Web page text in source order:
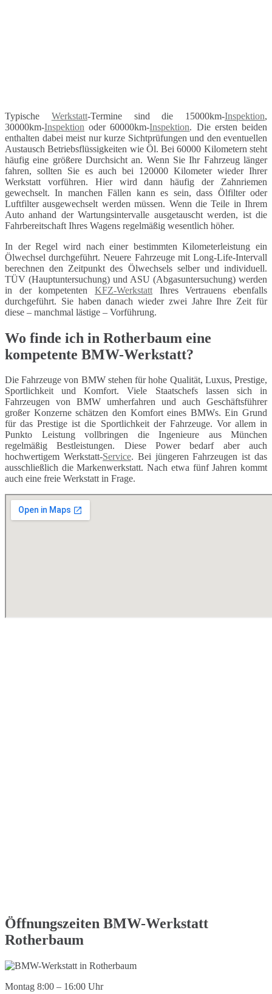
Typische Werkstatt-Termine sind die 15000km-Inspektion,
30000km-Inspektion oder 60000km-Inspektion. Die ersten beiden
enthalten dabei meist nur kurze Sichtprüfungen und den eventuellen
Austausch Betriebsflüssigkeiten wie Öl. Bei 60000 Kilometern steht
häufig eine größere Durchsicht an. Wenn Sie Ihr Fahrzeug länger
fahren, sollten Sie es auch bei 120000 Kilometer wieder Ihrer
Werkstatt vorführen. Hier wird dann häufig der Zahnriemen
gewechselt. In manchen Fällen kann es sein, dass Ölfilter oder
Luftfilter ausgewechselt werden müssen. Wenn die Teile in Ihrem
Auto anhand der Wartungsintervalle ausgetauscht werden, ist die
Fahrbereitschaft Ihres Wagens regelmäßig wesentlich höher.
In der Regel wird nach einer bestimmten Kilometerleistung ein
Ölwechsel durchgeführt. Neuere Fahrzeuge mit Long-Life-Intervall
berechnen den Zeitpunkt des Ölwechsels selber und individuell.
TÜV (Hauptuntersuchung) und ASU (Abgasuntersuchung) werden
in der kompetenten KFZ-Werkstatt Ihres Vertrauens ebenfalls
durchgeführt. Sie haben danach wieder zwei Jahre Ihre Zeit für
diese – manchmal lästige – Vorführung.
Wo finde ich in Rotherbaum eine
kompetente BMW-Werkstatt?
Die Fahrzeuge von BMW stehen für hohe Qualität, Luxus, Prestige,
Sportlichkeit und Komfort. Viele Staatschefs lassen sich in
Fahrzeugen von BMW umherfahren und auch Geschäftsführer
großer Konzerne schätzen den Komfort eines BMWs. Ein Grund
für das Prestige ist die Sportlichkeit der Fahrzeuge. Vor allem in
Punkto Leistung vollbringen die Ingenieure aus München
regelmäßig Bestleistungen. Diese Power bedarf aber auch
hochwertigem Werkstatt-Service. Bei jüngeren Fahrzeugen ist das
ausschließlich die Markenwerkstatt. Nach etwa fünf Jahren kommt
auch eine freie Werkstatt in Frage.
Öffnungszeiten BMW-Werkstatt
Rotherbaum
Montag 8:00 – 16:00 Uhr